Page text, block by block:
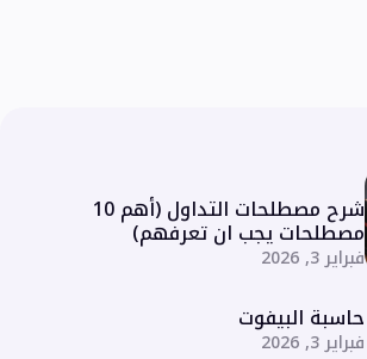
شرح مصطلحات التداول (أهم 10
مصطلحات يجب ان تعرفهم)
فبراير 3, 2026
حاسبة البيفوت
فبراير 3, 2026